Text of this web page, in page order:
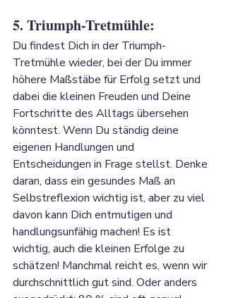
5. Triumph-Tretmühle:
Du findest Dich in der Triumph-
Tretmühle wieder, bei der Du immer
höhere Maßstäbe für Erfolg setzt und
dabei die kleinen Freuden und Deine
Fortschritte des Alltags übersehen
könntest. Wenn Du ständig deine
eigenen Handlungen und
Entscheidungen in Frage stellst. Denke
daran, dass ein gesundes Maß an
Selbstreflexion wichtig ist, aber zu viel
davon kann Dich entmutigen und
handlungsunfähig machen! Es ist
wichtig, auch die kleinen Erfolge zu
schätzen! Manchmal reicht es, wenn wir
durchschnittlich gut sind. Oder anders